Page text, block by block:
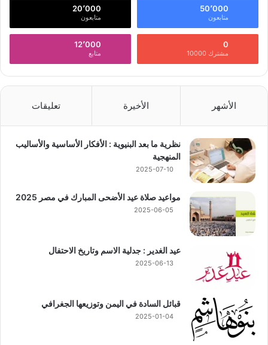
50٬000
متابعون
20٬000
متابعون
0
مشترك 10000
12٬000
متابع
الأشهر الأخيرة تعليقات
نظرية ما بعد البنيوية : الأفكار الأساسية والأساليب
المنهجية
2025-07-10
مواعيد صلاة عيد الأضحى المبارك في مصر 2025
2025-06-05
عيد الغدير : جدلية الاسم وتاريخ الاحتفال
2025-06-13
قبائل السادة في اليمن وتوزيعها الجغرافي
2025-01-04